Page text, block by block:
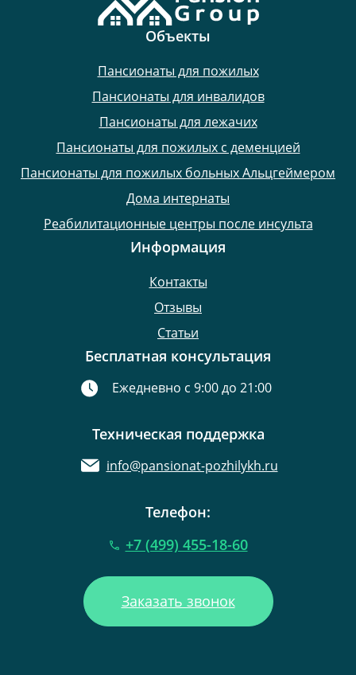
Объекты
Пансионаты для пожилых
Пансионаты для инвалидов
Пансионаты для лежачих
Пансионаты для пожилых с деменцией
Пансионаты для пожилых больных Альцгеймером
Дома интернаты
Реабилитационные центры после инсульта
Информация
Контакты
Отзывы
Статьи
Бесплатная консультация
Ежедневно с 9:00 до 21:00
Техническая поддержка
info@pansionat-pozhilykh.ru
Телефон:
+7 (499) 455-18-60
Заказать звонок